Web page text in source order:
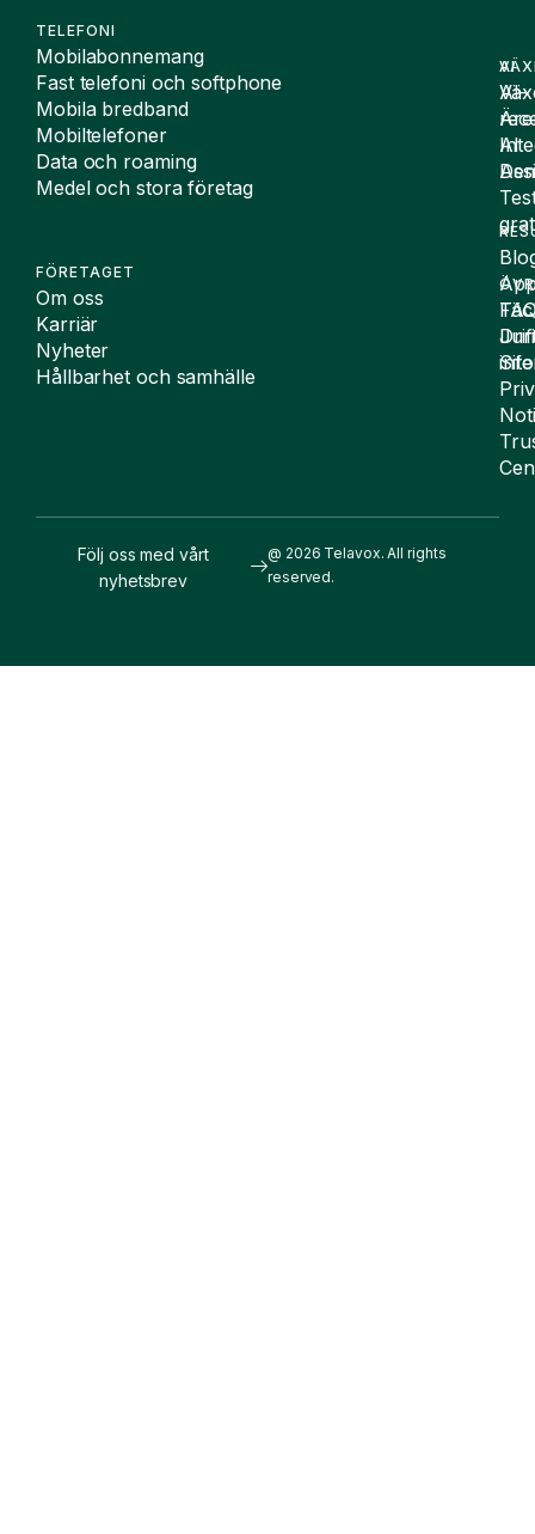
TELEFONI
Mobilabonnemang
Fast telefoni och softphone
Mobila bredband
Mobiltelefoner
Data och roaming
Medel och stora företag
FÖRETAGET
Om oss
Karriär
Nyheter
Hållbarhet och samhälle
AI
AI-
AI
@ 2026 Telavox. All rights
reserved.
Följ oss med vårt
nyhetsbrev